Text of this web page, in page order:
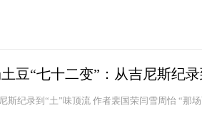
豆“七十二变”：从吉尼斯纪
斯纪录到“土”味顶流 作者裴国荣闫雪周怡 “